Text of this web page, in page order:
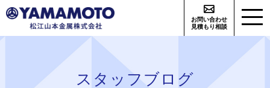
このページの本文へ
お問い合わせ
見積もり相談
スタッフブログ